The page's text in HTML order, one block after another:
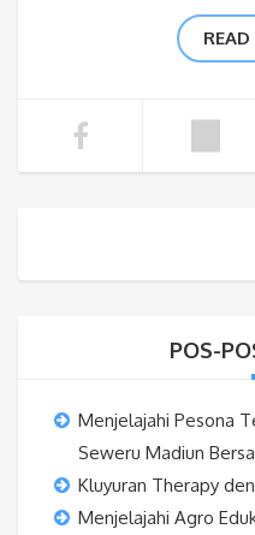
POS-
Menjelajahi Pesona
Seweru Madiun
Kluyuran Therapy
Menjelajahi Agro